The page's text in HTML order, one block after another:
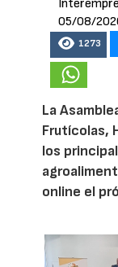
05/08/
1273
La
Frutícolas,
los
online el